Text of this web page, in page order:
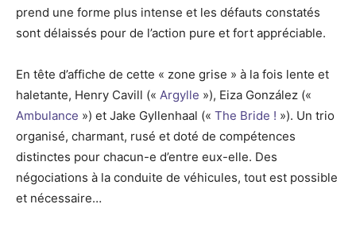
prend une forme plus intense et les défauts constatés
sont délaissés pour de l’action pure et fort appréciable.
En tête d’affiche de cette « zone grise » à la fois lente et
haletante, Henry Cavill (« Argylle »), Eiza González («
Ambulance ») et Jake Gyllenhaal (« The Bride ! »). Un trio
organisé, charmant, rusé et doté de compétences
distinctes pour chacun-e d’entre eux-elle. Des
négociations à la conduite de véhicules, tout est possible
et nécessaire…